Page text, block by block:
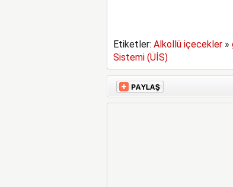
Etiketler: Alkollü içecekler»
Sistemi (ÜİS)